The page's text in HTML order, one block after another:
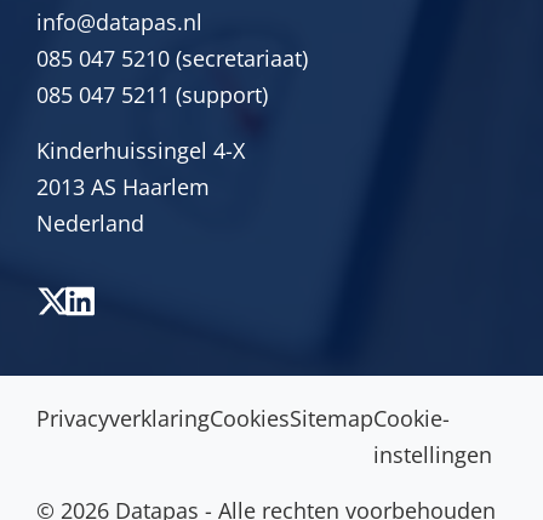
info@datapas.nl
085 047 5210 (secretariaat)
085 047 5211 (support)
Kinderhuissingel 4-X
2013 AS Haarlem
Nederland
PrivacyverklaringCookiesSitemapCookie-
instellingen
© 2026 Datapas - Alle rechten voorbehouden